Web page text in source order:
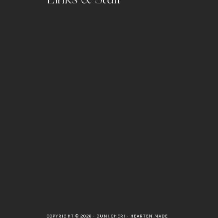
COPYRIGHT © 2026 · DUNI.CHERI · HEARTEN MADE